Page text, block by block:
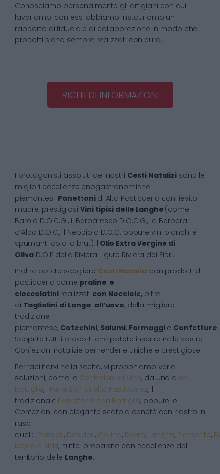
Conosciamo personalmente gli artigiani con cui
lavoriamo: con essi abbiamo instauriamo un
rapporto di fiducia e di collaborazione in modo che i
prodotti siano sempre realizzati con cura.
RICHIEDI INFORMAZIONI
I protagonisti assoluti dei nostri Cesti Natalizi sono le
migliori eccellenze enogastronomiche
piemontesi: Panettoni di Alta Pasticceria con lievito
madre, prestigiosi Vini tipici delle Langhe (come il
Barolo D.O.C.G., il Barbaresco D.O.C.G., la Barbera
d’Alba D.O.C., il Nebbiolo D.O.C. oppure vini bianchi e
spumanti dolci o brut), l’Olio Extra Vergine di
Oliva D.O.P della Riviera Ligure Riviera dei Fiori.
Inoltre potete scegliere Cesti Natalizi con prodotti di
pasticceria come praline e
cioccolatini realizzati con Nocciole, oltre
ai Tagliolini di Langa all’uovo, della migliore
tradizione
piemontese, Cotechini, Salumi, Formaggi e Confetture.
Scoprite tutti i prodotti che potete inserire nelle vostre
Confezioni natalizie per renderle uniche e prestigiose.
Per facilitarvi nella scelta, vi proponiamo varie
soluzioni, come le Confezioni di Vino, da una a sei
bottiglie, i Panettoni di Alta Pasticceria, il
tradizionale Panettone con Bottiglia, oppure le
Confezioni con elegante scatola canetè con nastro in
raso
quali: Pensieri, Desideri, Collina, Roero, Langhe, Piemonte,
legno e Maxi, tutte preparate con eccellenze del
territorio delle Langhe.